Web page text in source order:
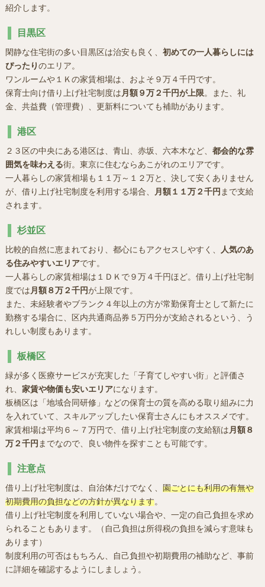
紹介します。
目黒区
閑静な住宅街の多い目黒区は治安も良く、 初めての一人暮らしには
ぴったりのエリア。
ワンルームや１Ｋの家賃相場は、およそ９万４千円です。
保育士向け借り上げ社宅制度は 月額９万２千円が上限。また、礼
金、共益費（管理費）、更新料についても補助があります。
港区
２３区の中央にある港区は、青山、赤坂、六本木など、 都会的な雰
囲気を味わえる街。東京に住むならあこがれのエリアです。
一人暮らしの家賃相場も１１万～１２万と、決して安くありません
が、借り上げ社宅制度を利用する場合、
月額１１万２千円 まで支給
されます。
杉並区
比較的自然に恵まれており、都心にもアクセスしやすく、
人気のあ
る住みやすいエリアです。
一人暮らしの家賃相場は１ＤＫで９万４千円ほど。借り上げ社宅制
度では 月額８万２千円が上限です。
また、未経験者やブランク４年以上の方が常勤保育士として新たに
勤務する場合に、区内共通商品券５万円分が支給されるという、う
れしい制度もあります。
板橋区
緑が多く医療サービスが充実した「子育てしやすい街」と評価さ
れ、 家賃や物価も安いエリアになります。
板橋区は「地域合同研修」などの保育士の質を高める取り組みに力
を入れていて、スキルアップしたい保育士さんにもオススメです。
家賃相場は平均６～７万円で、借り上げ社宅制度の支給額は 月額８
万２千円 までなので、良い物件を探すことも可能です。
注意点
借り上げ社宅制度は、自治体だけでなく、 園ごとにも利用の有無や
初期費用の負担などの方針が異なります。
借り上げ社宅制度を利用していない場合や、一定の自己負担を求め
られることもあります。（自己負担は所得税の負担を減らす意味も
あります）
制度利用の可否はもちろん、自己負担や初期費用の補助など、事前
に詳細を確認するようにしましょう。